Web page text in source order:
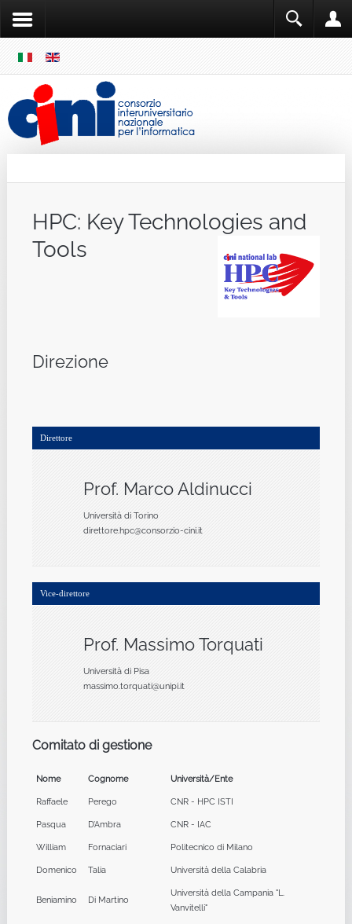
MENU
HPC: Key Technologies and
Tools
Direzione
Direttore
Prof. Marco Aldinucci
Università di Torino
direttore.hpc@consorzio-cini.it
Vice-direttore
Prof. Massimo Torquati
Università di Pisa
massimo.torquati@unipi.it
Comitato di gestione
Nome Cognome Università/Ente
Raffaele Perego CNR - HPC ISTI
Pasqua D’Ambra CNR - IAC
William Fornaciari Politecnico di Milano
Domenico Talia Università della Calabria
Beniamino Di Martino
Università della Campania "L.
Vanvitelli"